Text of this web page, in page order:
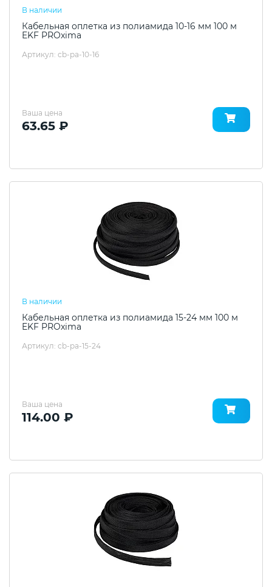
В наличии
Кабельная оплетка из полиамида 10-16 мм 100 м
EKF PROxima
Артикул: cb-pa-10-16
Ваша цена
63.65 ₽
В наличии
Кабельная оплетка из полиамида 15-24 мм 100 м
EKF PROxima
Артикул: cb-pa-15-24
Ваша цена
114.00 ₽